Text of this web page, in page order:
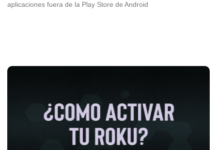
aplicaciones fuera de la Play Store de Android